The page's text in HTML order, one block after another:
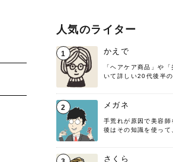
人気のライター
1 かえで
「ヘアケア商品」や
いて詳しい20代後半の
す！
2 メガネ
手荒れが原因で美容師
後はその知識を使って
髪の知識をわかりやす
す！
さくら